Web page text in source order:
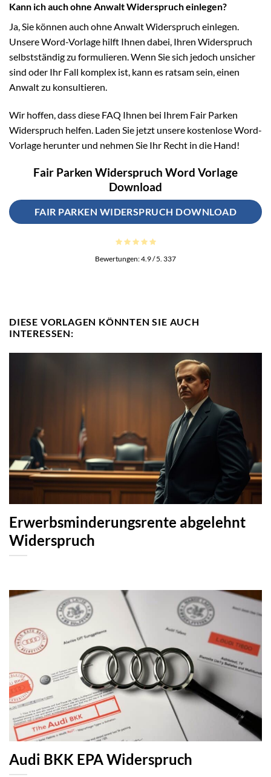
Kann ich auch ohne Anwalt Widerspruch einlegen?
Ja, Sie können auch ohne Anwalt Widerspruch einlegen.
Unsere Word-Vorlage hilft Ihnen dabei, Ihren Widerspruch
selbstständig zu formulieren. Wenn Sie sich jedoch unsicher
sind oder Ihr Fall komplex ist, kann es ratsam sein, einen
Anwalt zu konsultieren.
Wir hoffen, dass diese FAQ Ihnen bei Ihrem Fair Parken
Widerspruch helfen. Laden Sie jetzt unsere kostenlose Word-
Vorlage herunter und nehmen Sie Ihr Recht in die Hand!
Fair Parken Widerspruch Word Vorlage
Download
FAIR PARKEN WIDERSPRUCH DOWNLOAD
Bewertungen:4.9/ 5. 337
DIESE VORLAGEN KÖNNTEN SIE AUCH
INTERESSEN:
Erwerbsminderungsrente abgelehnt
Widerspruch
Audi BKK EPA Widerspruch